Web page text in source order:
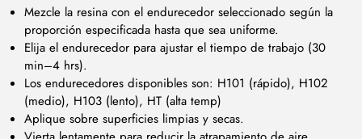
Mezcle la resina con el endurecedor seleccionado según la
proporción especificada hasta que sea uniforme.
Elija el endurecedor para ajustar el tiempo de trabajo (30
min–4 hrs).
Los endurecedores disponibles son: H101 (rápido), H102
(medio), H103 (lento), HT (alta temp)
Aplique sobre superficies limpias y secas.